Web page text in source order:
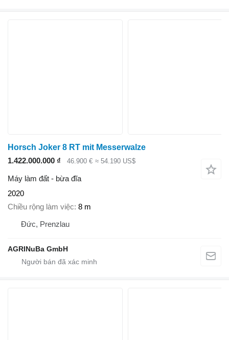
Horsch Joker 8 RT mit Messerwalze
1.422.000.000 ₫
46.900 € ≈ 54.190 US$
Máy làm đất - bừa đĩa
2020
Chiều rộng làm việc 8 m
Đức, Prenzlau
AGRINuBa GmbH